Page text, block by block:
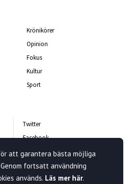
Krönikörer
Opinion
Fokus
Kultur
Sport
Twitter
Facebook
Instagram
Kontakta oss
Nyhetsbrev
att garantera bästa möjliga
fortsatt användning
används. Läs mer här.